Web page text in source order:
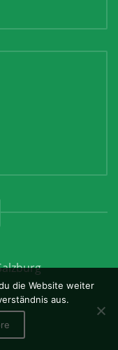
die Website weiter
aus.